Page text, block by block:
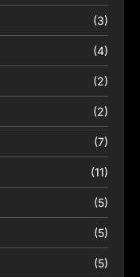
(3)
(4)
(2)
(2)
(7)
(11)
(5)
(5)
(5)